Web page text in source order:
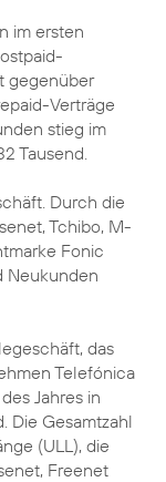
im ersten
gegenüber
Verträge
stieg im
Tausend.
Durch die
Tchibo, M-
Fonic
Neukunden
das
Telefónica
Jahres in
Die Gesamtzahl
(ULL), die
Freenet